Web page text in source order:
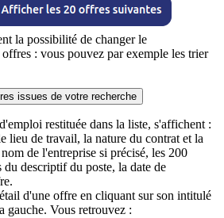
la possibilité de changer le
offres : vous pouvez par exemple les trier
issues de votre recherche
restituée dans la liste, s'affichent :
lieu de travail, la nature du contrat et la
de l'entreprise si précisé, les 200
du descriptif du poste, la date de
d'une offre en cliquant sur son intitulé
gauche. Vous retrouvez :